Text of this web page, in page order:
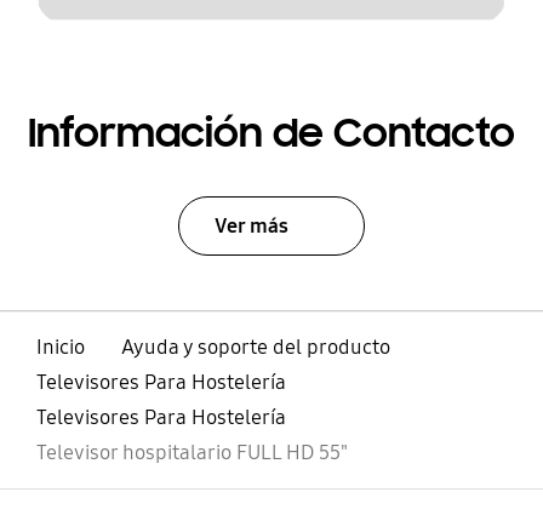
Información de Contacto
Ver más
Inicio
Ayuda y soporte del producto
Televisores Para Hostelería
Televisores Para Hostelería
Televisor hospitalario FULL HD 55"